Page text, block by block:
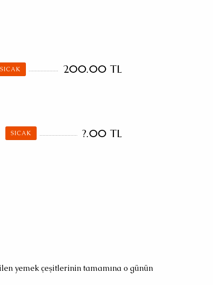
SICAK 200.00 TL
SICAK ?.00 TL
yemek çeşitlerinin tamamına o günün